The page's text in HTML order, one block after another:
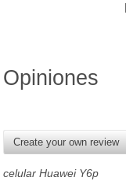
Opiniones
Create your own review
celular Huawei Y6p